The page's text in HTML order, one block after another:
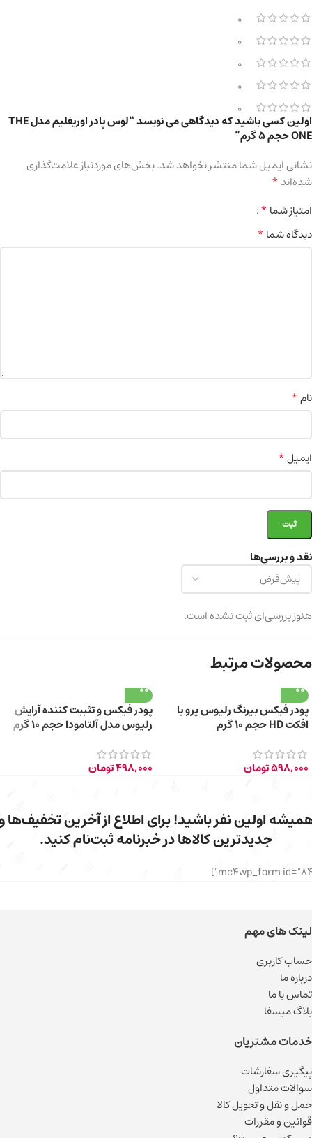
0
0
0
0
0
نقد و بررسی‌ها
هنوز بررسی‌ای ثبت نشده است.
اولین کسی باشید که دیدگاهی می نویسد “لوس پادر اوریفلیم مدل THE
ONE حجم 5 گرم”
نشانی ایمیل شما منتشر نخواهد شد.بخش‌های موردنیاز علامت‌گذاری
شده‌اند*
امتیاز شما*
دیدگاه شما*
نام*
ایمیل*
محصولات مرتبط
پودر فیکس بیرنگ رلیوس پرو با
افکت HD حجم 10 گرم
598,000تومان
پودر فیکس و تثبیت کننده آرایش
رلیوس مدل آلتامودا حجم 10 گرم
498,000تومان
اولین نفر باشید! برای اطلاع از آخرین تخفیف‌ها
جدیدترین کالاها در خبرنامه ثبت‌نام کنید.
لینک های مهم
حساب کاربری
درباره ما
تماس با ما
بلاگ میسفا
خدمات مشتریان
پیگیری سفارشات
سوالات متداول
حمل و نقل و تحویل کالا
قوانین و مقررات